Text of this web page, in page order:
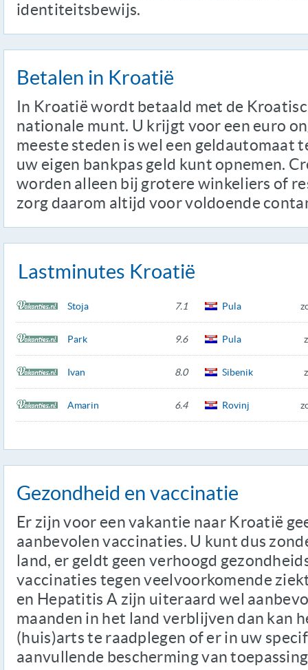
identiteitsbewijs.
Betalen in Kroatië
In Kroatië wordt betaald met de
nationale munt. U krijgt voor een euro
meeste steden is wel een geldautomaat
uw eigen bankpas geld kunt opnemen.
worden alleen bij grotere winkeliers of
zorg daarom altijd voor voldoende
Lastminutes Kroatië
Stoja 7.1 Pula
Park 9.6 Pula
Ivan 8.0 Sibenik
Amarin 6.4 Rovinj
Gezondheid en vaccinatie
Er zijn voor een vakantie naar Kroatië
aanbevolen vaccinaties. U kunt dus
land, er geldt geen verhoogd
vaccinaties tegen veelvoorkomende
en Hepatitis A zijn uiteraard wel
maanden in het land verblijven dan kan
(huis)arts te raadplegen of er in uw
aanvullende bescherming van